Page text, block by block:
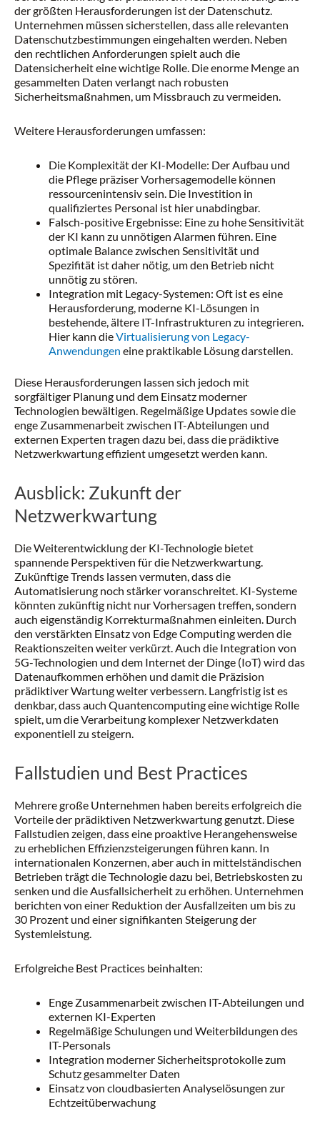
der größten Herausforderungen ist der Datenschutz.
Unternehmen müssen sicherstellen, dass alle relevanten
Datenschutzbestimmungen eingehalten werden. Neben
den rechtlichen Anforderungen spielt auch die
Datensicherheit eine wichtige Rolle. Die enorme Menge an
gesammelten Daten verlangt nach robusten
Sicherheitsmaßnahmen, um Missbrauch zu vermeiden.
Weitere Herausforderungen umfassen:
Die Komplexität der KI-Modelle: Der Aufbau und
die Pflege präziser Vorhersagemodelle können
ressourcenintensiv sein. Die Investition in
qualifiziertes Personal ist hier unabdingbar.
Falsch-positive Ergebnisse: Eine zu hohe Sensitivität
der KI kann zu unnötigen Alarmen führen. Eine
optimale Balance zwischen Sensitivität und
Spezifität ist daher nötig, um den Betrieb nicht
unnötig zu stören.
Integration mit Legacy-Systemen: Oft ist es eine
Herausforderung, moderne KI-Lösungen in
bestehende, ältere IT-Infrastrukturen zu integrieren.
Hier kann dieVirtualisierung von Legacy-
Anwendungen eine praktikable Lösung darstellen.
Diese Herausforderungen lassen sich jedoch mit
sorgfältiger Planung und dem Einsatz moderner
Technologien bewältigen. Regelmäßige Updates sowie die
enge Zusammenarbeit zwischen IT-Abteilungen und
externen Experten tragen dazu bei, dass die prädiktive
Netzwerkwartung effizient umgesetzt werden kann.
Ausblick: Zukunft der
Netzwerkwartung
Die Weiterentwicklung der KI-Technologie bietet
spannende Perspektiven für die Netzwerkwartung.
Zukünftige Trends lassen vermuten, dass die
Automatisierung noch stärker voranschreitet. KI-Systeme
könnten zukünftig nicht nur Vorhersagen treffen, sondern
auch eigenständig Korrekturmaßnahmen einleiten. Durch
den verstärkten Einsatz von Edge Computing werden die
Reaktionszeiten weiter verkürzt. Auch die Integration von
5G-Technologien und dem Internet der Dinge (IoT) wird das
Datenaufkommen erhöhen und damit die Präzision
prädiktiver Wartung weiter verbessern. Langfristig ist es
denkbar, dass auch Quantencomputing eine wichtige Rolle
spielt, um die Verarbeitung komplexer Netzwerkdaten
exponentiell zu steigern.
Fallstudien und Best Practices
Mehrere große Unternehmen haben bereits erfolgreich die
Vorteile der prädiktiven Netzwerkwartung genutzt. Diese
Fallstudien zeigen, dass eine proaktive Herangehensweise
zu erheblichen Effizienzsteigerungen führen kann. In
internationalen Konzernen, aber auch in mittelständischen
Betrieben trägt die Technologie dazu bei, Betriebskosten zu
senken und die Ausfallsicherheit zu erhöhen. Unternehmen
berichten von einer Reduktion der Ausfallzeiten um bis zu
30 Prozent und einer signifikanten Steigerung der
Systemleistung.
Erfolgreiche Best Practices beinhalten:
Enge Zusammenarbeit zwischen IT-Abteilungen und
externen KI-Experten
Regelmäßige Schulungen und Weiterbildungen des
IT-Personals
Integration moderner Sicherheitsprotokolle zum
Schutz gesammelter Daten
Einsatz von cloudbasierten Analyselösungen zur
Echtzeitüberwachung